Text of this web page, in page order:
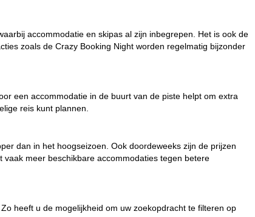
accommodatie en skipas al zijn inbegrepen. Het is ook de
zoals de Crazy Booking Night worden regelmatig bijzonder
een accommodatie in de buurt van de piste helpt om extra
reis kunt plannen.
dan in het hoogseizoen. Ook doordeweeks zijn de prijzen
meer beschikbare accommodaties tegen betere
heeft u de mogelijkheid om uw zoekopdracht te filteren op